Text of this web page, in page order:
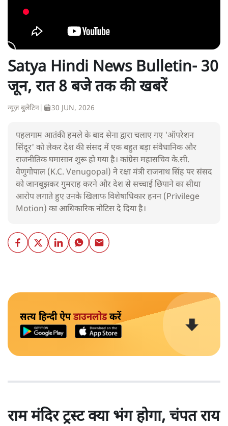
Satya Hindi News Bulletin- 30
जून, रात 8 बजे तक की खबरें
न्यूज़ बुलेटिन 30 JUN, 2026
पहलगाम आतंकी हमले के बाद सेना द्वारा चलाए गए 'ऑपरेशन
सिंदूर' को लेकर देश की संसद में एक बहुत बड़ा संवैधानिक और
राजनीतिक घमासान शुरू हो गया है। कांग्रेस महासचिव के.सी.
वेणुगोपाल (K.C. Venugopal) ने रक्षा मंत्री राजनाथ सिंह पर संसद
को जानबूझकर गुमराह करने और देश से सच्चाई छिपाने का सीधा
आरोप लगाते हुए उनके खिलाफ विशेषाधिकार हनन (Privilege
Motion) का आधिकारिक नोटिस दे दिया है।
सत्य हिन्दी ऐपडाउनलोडकरें
राम मंदिर ट्रस्ट क्या भंग होगा, चंपत राय